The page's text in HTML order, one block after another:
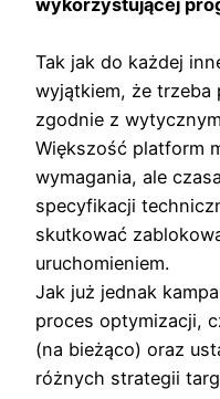
Tak jak do każdej
wyjątkiem, że trzeba
zgodnie z
Większość platform
wymagania, ale
specyfikacji
skutkować
uruchomieniem.
Jak już jednak
proces optymizacji,
(na bieżąco) oraz
różnych strategii